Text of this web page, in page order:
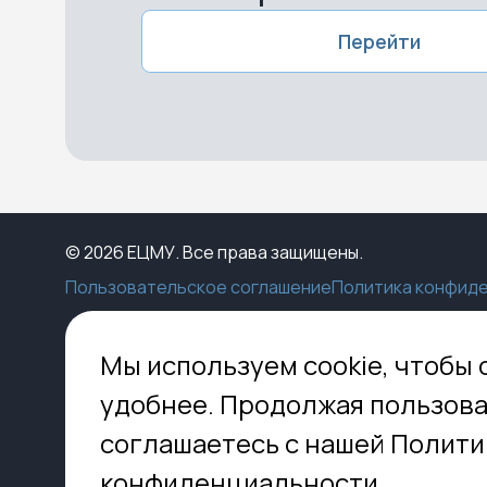
Перейти
© 2026 ЕЦМУ. Все права защищены.
Пользовательское соглашениеПолитика
Каталог Конструктор
Блог
Помощь
Контакты
Пункты выдачи
Оплата
Установка
Гид по кладбищам
8
Мы используем cookie, чтобы
удобнее. Продолжая
соглашаетесь с нашей